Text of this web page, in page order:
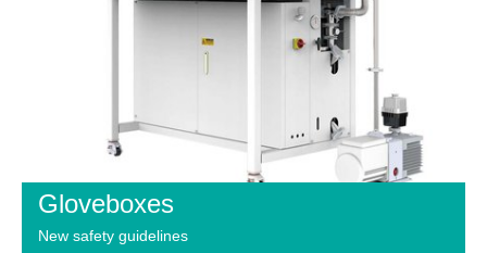
Gloveboxes
New safety guidelines